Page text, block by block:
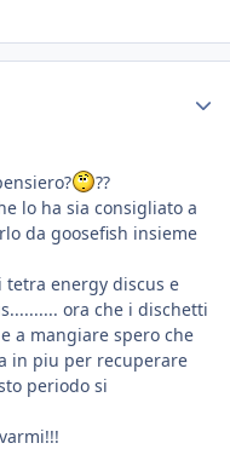
??
lo ha sia consigliato a
da goosefish insieme
tetra energy discus e
ora che i dischetti
a mangiare spero che
in piu per recuperare
periodo si